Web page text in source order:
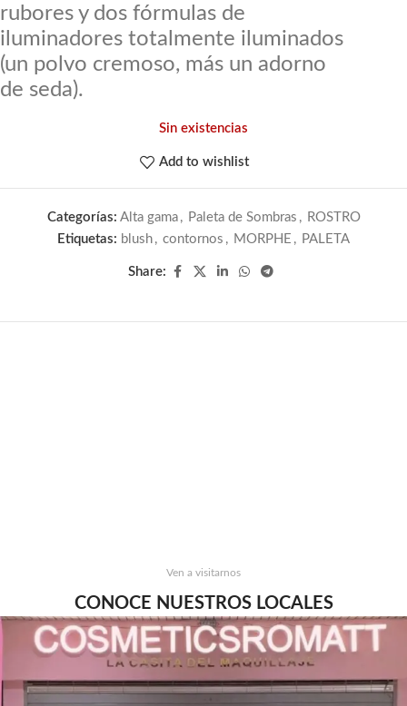
rubores y dos fórmulas de
iluminadores totalmente iluminados
(un polvo cremoso, más un adorno
de seda).
Sin existencias
Add to wishlist
Categorías: Alta gama , Paleta de Sombras , ROSTRO
Etiquetas: blush , contornos , MORPHE , PALETA
Share:
Ven a visitarnos
CONOCE NUESTROS LOCALES